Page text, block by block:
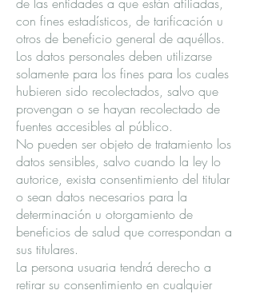
con fines estadísticos, de tarificación u
otros de beneficio general de aquéllos.
Los datos personales deben utilizarse
solamente para los fines para los cuales
hubieren sido recolectados, salvo que
provengan o se hayan recolectado de
fuentes accesibles al público.
No pueden ser objeto de tratamiento los
datos sensibles, salvo cuando la ley lo
autorice, exista consentimiento del titular
o sean datos necesarios para la
determinación u otorgamiento de
beneficios de salud que correspondan a
sus titulares.
La persona usuaria tendrá derecho a
retirar su consentimiento en cualquier